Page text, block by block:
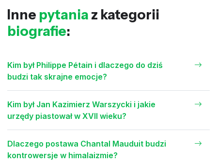
Inne pytania z kategorii
biografie:
Kim był Philippe Pétain i dlaczego do dziś
budzi tak skrajne emocje?
Kim był Jan Kazimierz Warszycki i jakie
urzędy piastował w XVII wieku?
Dlaczego postawa Chantal Mauduit budzi
kontrowersje w himalaizmie?